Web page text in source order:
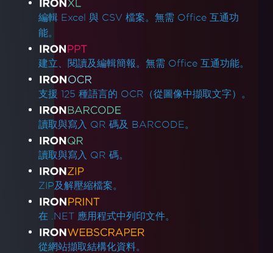
編輯 Excel 與 CSV 檔案。無需 Office 互通功
能。
建立、閱讀及編輯簡報。無需 Office 互通功能。
支援 125 種語言的 OCR（從圖像中擷取文字）。
讀取與寫入 QR 碼及 BARCODE。
讀取與寫入 QR 碼。
ZIP及解壓縮檔案。
在 .NET 應用程式中列印文件。
從網站擷取結構化資料。